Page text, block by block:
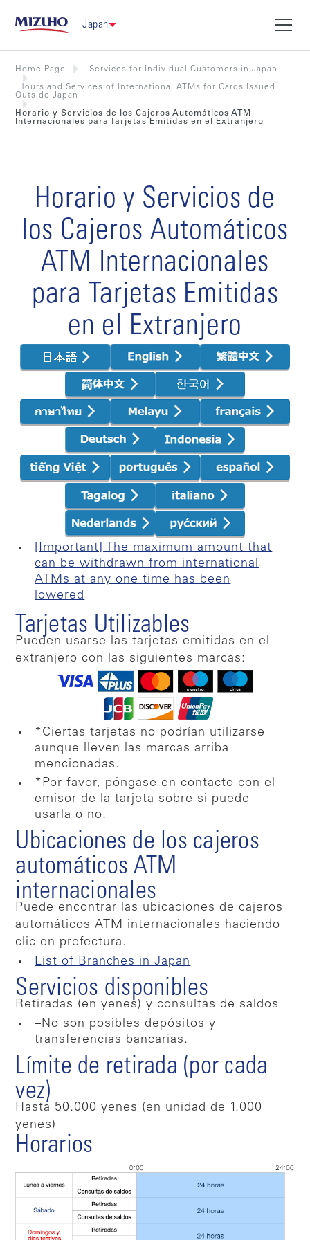
Japan
Home Page Services for Individual Customers in Japan
Hours and Services of International ATMs for Cards Issued
Outside Japan
Horario y Servicios de los Cajeros Automáticos ATM
Internacionales para Tarjetas Emitidas en el Extranjero
Horario y Servicios de
los Cajeros Automáticos
ATM Internacionales
para Tarjetas Emitidas
en el Extranjero
[Important] The maximum amount that
can be withdrawn from international
ATMs at any one time has been
lowered
Tarjetas Utilizables
Pueden usarse las tarjetas emitidas en el
extranjero con las siguientes marcas:
*Ciertas tarjetas no podrían utilizarse
aunque lleven las marcas arriba
mencionadas.
*Por favor, póngase en contacto con el
emisor de la tarjeta sobre si puede
usarla o no.
Ubicaciones de los cajeros
automáticos ATM
internacionales
Puede encontrar las ubicaciones de cajeros
automáticos ATM internacionales haciendo
clic en prefectura.
List of Branches in Japan
Servicios disponibles
Retiradas (en yenes) y consultas de saldos
–No son posibles depósitos y
transferencias bancarias.
Límite de retirada (por cada
vez)
Hasta 50.000 yenes (en unidad de 1.000
yenes)
Horarios